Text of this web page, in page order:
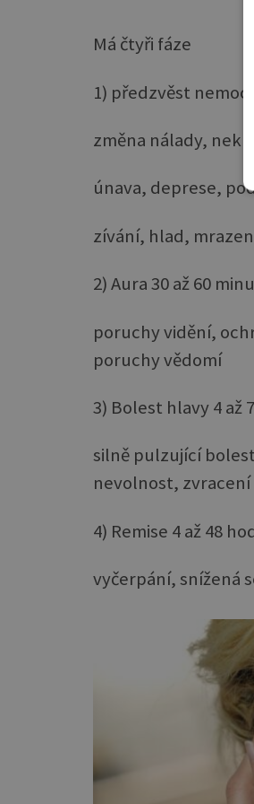
Má čtyři fáze
1) předzvěst
změna nálady,
únava, deprese,
zívání, hlad,
2) Aura 30 až 60
poruchy vidění,
poruchy vědomí
3) Bolest hlavy 4 až
silně pulzující
nevolnost, zvracení
4) Remise 4 až 48
vyčerpání, snížená